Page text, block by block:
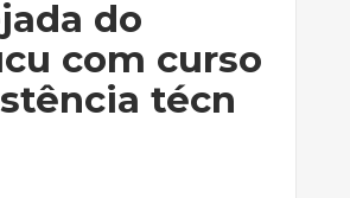
do
com curso
técn